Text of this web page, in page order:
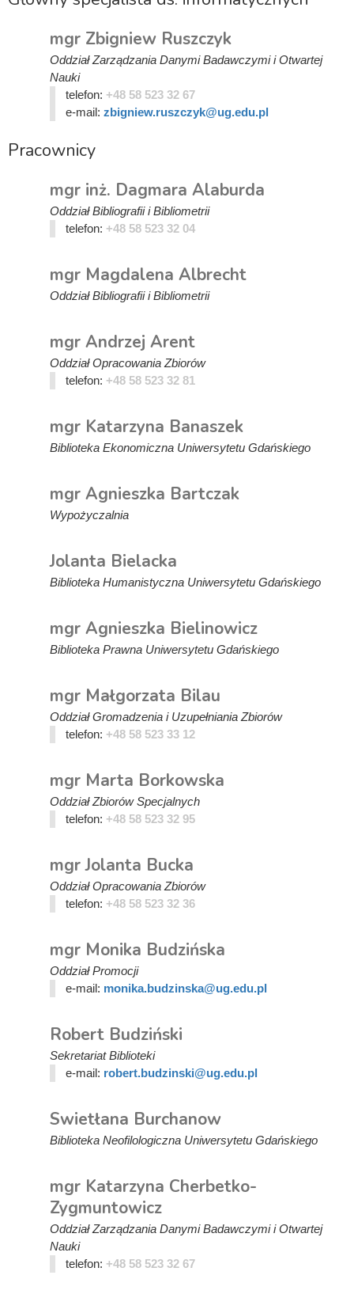
mgr Zbigniew Ruszczyk
Oddział Zarządzania Danymi Badawczymi i Otwartej
Nauki
telefon: +48 58 523 32 67
e-mail: zbigniew.ruszczyk@ug.edu.pl
Pracownicy
mgr inż. Dagmara Alaburda
Oddział Bibliografii i Bibliometrii
telefon: +48 58 523 32 04
mgr Magdalena Albrecht
Oddział Bibliografii i Bibliometrii
mgr Andrzej Arent
Oddział Opracowania Zbiorów
telefon: +48 58 523 32 81
mgr Katarzyna Banaszek
Biblioteka Ekonomiczna Uniwersytetu Gdańskiego
mgr Agnieszka Bartczak
Wypożyczalnia
Jolanta Bielacka
Biblioteka Humanistyczna Uniwersytetu Gdańskiego
mgr Agnieszka Bielinowicz
Biblioteka Prawna Uniwersytetu Gdańskiego
mgr Małgorzata Bilau
Oddział Gromadzenia i Uzupełniania Zbiorów
telefon: +48 58 523 33 12
mgr Marta Borkowska
Oddział Zbiorów Specjalnych
telefon: +48 58 523 32 95
mgr Jolanta Bucka
Oddział Opracowania Zbiorów
telefon: +48 58 523 32 36
mgr Monika Budzińska
Oddział Promocji
e-mail: monika.budzinska@ug.edu.pl
Robert Budziński
Sekretariat Biblioteki
e-mail: robert.budzinski@ug.edu.pl
Swietłana Burchanow
Biblioteka Neofilologiczna Uniwersytetu Gdańskiego
mgr Katarzyna Cherbetko-
Zygmuntowicz
Oddział Zarządzania Danymi Badawczymi i Otwartej
Nauki
telefon: +48 58 523 32 67